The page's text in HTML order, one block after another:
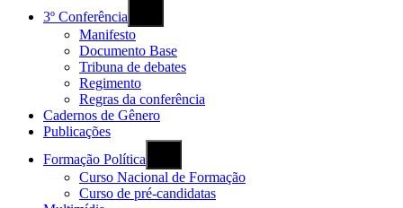
3º Conferência
Manifesto
Documento Base
Tribuna de debates
Regimento
Regras da conferência
Cadernos de Gênero
Publicações
Formação Política
Curso Nacional de Formação
Curso de pré-candidatas